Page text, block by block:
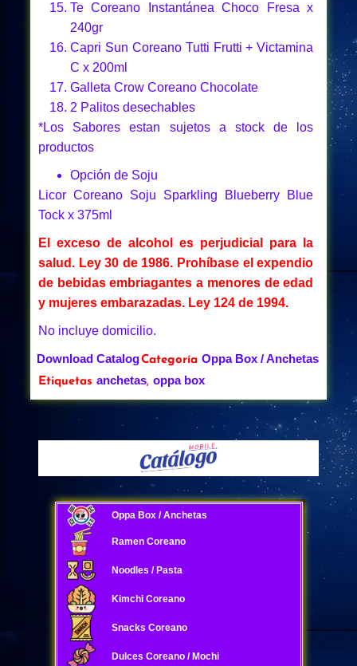
Te Coreano Instantánea Choco Fresa x
240gr
Capri Sun Coreano Tutti Frutti + Victamina
C x 200ml
Galleta Crow Coreano Chocolate
2 Palitos desechables
*Los Sabores estan sujetos a stock de los
productos
Opción de Soju
Licor Coreano Soju Sparkling Blueberry Blue
Tock x 375ml
El exceso de alcohol es perjudicial para la
salud. Ley 30 de 1986. Prohíbase el expendio
de bebidas embriagantes a menores de edad
y mujeres embarazadas. Ley 124 de 1994.
No incluye domicilio.
Download CatalogCategoría Oppa Box / Anchetas
Etiquetas anchetas, oppa box
Oppa Box / Anchetas
Ramen Coreano
Noodles / Pasta
Kimchi Coreano
Snacks Coreano
Dulces Coreano / Mochi